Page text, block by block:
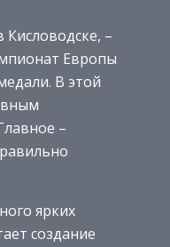
–
Европы
В этой
–
ярких
создание